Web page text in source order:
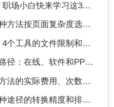
白快来学习这3种方法！
法按页面复杂度选择！
文件限制和输出质量对比！
、软件和PPT自带的适用范围！
际费用、次数限制和效果！
换精度和排版保留能力对比！